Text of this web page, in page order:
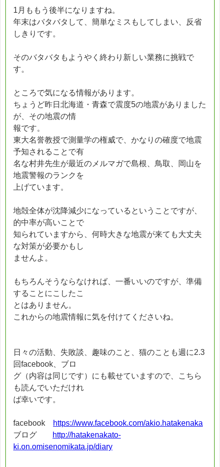
1月ももう後半になりますね。
年末はバタバタして、簡単なミスもしてしまい、反省
しきりです。
そのバタバタもようやく終わり新しい業務に挑戦で
す。
ところで気になる情報があります。
ちょうど昨日北海道・青森で震度5の地震がありました
が、その地震の情
報です。
東大名誉教授で測量学の権威で、かなりの確度で地震
予知されることで有
名な村井先生が最近のメルマガで島根、鳥取、岡山を
地震警報のランクを
上げています。
地殻全体が沈降減少になっているということですが、
的中率が高いことで
知られていますから、何時大きな地震が来ても大丈夫
な対策が必要かもし
ませんよ。
もちろんそうならなければ、一番いいのですが、準備
することにこしたこ
とはありません。
これからの地震情報に気を付けてくださいね。
日々の活動、失敗談、趣味のこと、猫のことも週に2.3
回facebook、ブロ
グ（内容は同じです）にも載せていますので、こちら
も読んでいただけれ
ば幸いです。
facebook
https://www.facebook.com/akio.hatakenaka
ブログ
http://hatakenakato-
ki.on.omisenomikata.jp/diary